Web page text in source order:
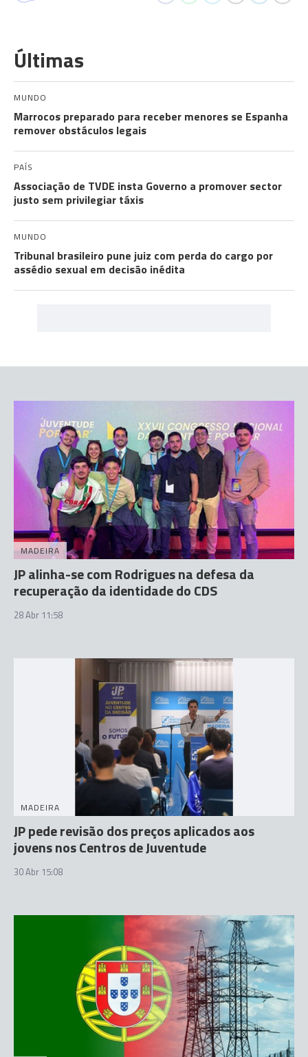
Últimas
MUNDO
Marrocos preparado para receber menores se Espanha
remover obstáculos legais
PAÍS
Associação de TVDE insta Governo a promover sector
justo sem privilegiar táxis
MUNDO
Tribunal brasileiro pune juiz com perda do cargo por
assédio sexual em decisão inédita
MADEIRA
JP alinha-se com Rodrigues na defesa da
recuperação da identidade do CDS
28 Abr 11:58
MADEIRA
JP pede revisão dos preços aplicados aos
jovens nos Centros de Juventude
30 Abr 15:08